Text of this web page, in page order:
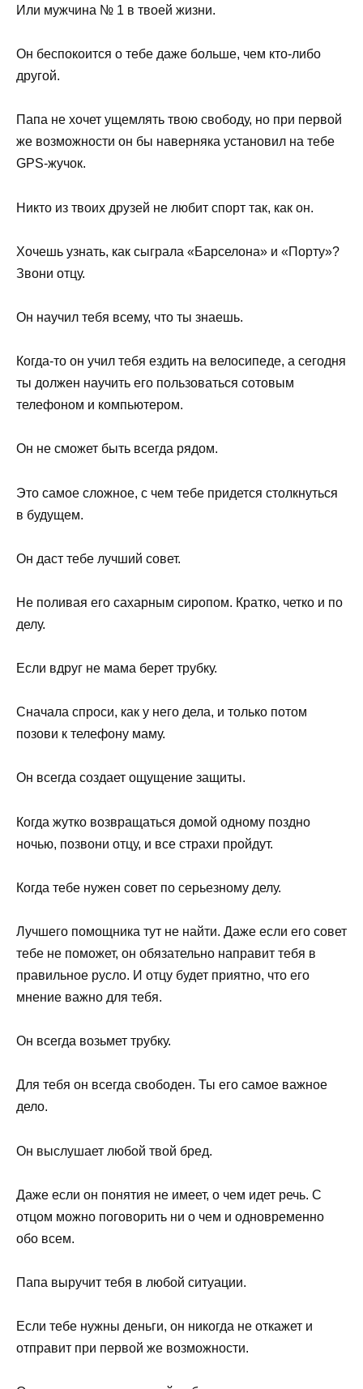
Или мужчина № 1 в твоей жизни.
Он беспокоится о тебе даже больше, чем кто-либо
другой.
Папа не хочет ущемлять твою свободу, но при первой
же возможности он бы наверняка установил на тебе
GPS-жучок.
Никто из твоих друзей не любит спорт так, как он.
Хочешь узнать, как сыграла «Барселона» и «Порту»?
Звони отцу.
Он научил тебя всему, что ты знаешь.
Когда-то он учил тебя ездить на велосипеде, а сегодня
ты должен научить его пользоваться сотовым
телефоном и компьютером.
Он не сможет быть всегда рядом.
Это самое сложное, с чем тебе придется столкнуться
в будущем.
Он даст тебе лучший совет.
Не поливая его сахарным сиропом. Кратко, четко и по
делу.
Если вдруг не мама берет трубку.
Сначала спроси, как у него дела, и только потом
позови к телефону маму.
Он всегда создает ощущение защиты.
Когда жутко возвращаться домой одному поздно
ночью, позвони отцу, и все страхи пройдут.
Когда тебе нужен совет по серьезному делу.
Лучшего помощника тут не найти. Даже если его совет
тебе не поможет, он обязательно направит тебя в
правильное русло. И отцу будет приятно, что его
мнение важно для тебя.
Он всегда возьмет трубку.
Для тебя он всегда свободен. Ты его самое важное
дело.
Он выслушает любой твой бред.
Даже если он понятия не имеет, о чем идет речь. С
отцом можно поговорить ни о чем и одновременно
обо всем.
Папа выручит тебя в любой ситуации.
Если тебе нужны деньги, он никогда не откажет и
отправит при первой же возможности.